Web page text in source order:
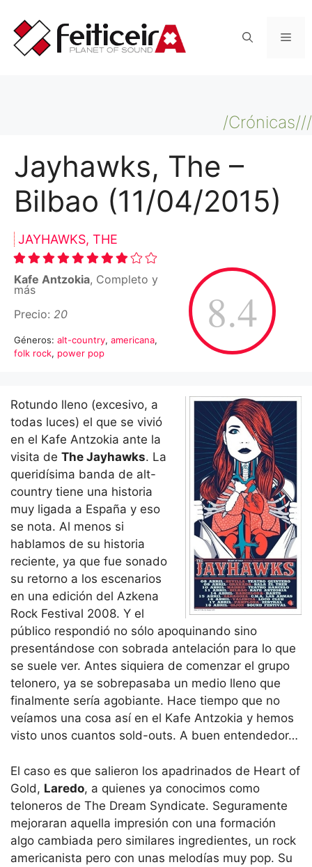
contenido
/Crónicas///
Jayhawks, The –
Bilbao (11/04/2015)
JAYHAWKS, THE
8.4
Kafe Antzokia, Completo y
más
Precio: 20
Géneros: alt-country, americana,
folk rock, power pop
Rotundo lleno (excesivo, a
todas luces) el que se vivió
en el Kafe Antzokia ante la
visita de The Jayhawks. La
queridísima banda de alt-
country tiene una historia
muy ligada a España y eso
se nota. Al menos si
hablamos de su historia
reciente, ya que fue sonado
su retorno a los escenarios
en una edición del Azkena
Rock Festival 2008. Y el
público respondió no sólo apoquinando sino
presentándose con sobrada antelación para lo que
se suele ver. Antes siquiera de comenzar el grupo
telonero, ya se sobrepasaba un medio lleno que
finalmente sería agobiante. Hace tiempo que no
veíamos una cosa así en el Kafe Antzokia y hemos
visto unos cuantos sold-outs. A buen entendedor…
El caso es que salieron los apadrinados de Heart of
Gold, Laredo, a quienes ya conocimos como
teloneros de The Dream Syndicate. Seguramente
mejoraran aquella impresión con una formación
algo cambiada pero similares ingredientes, un rock
americanista pero con unas melodías muy pop. Su